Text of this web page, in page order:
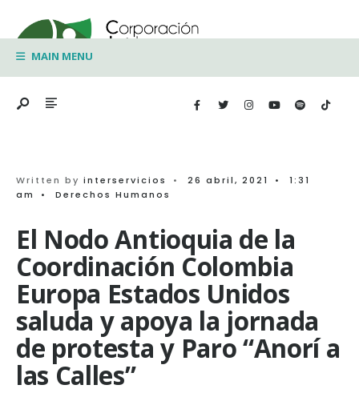
to
contentMAIN MENU
Written by interservicios • 26 abril, 2021 •
1:31
am
• Derechos Humanos
El Nodo Antioquia de la
Coordinación Colombia
Europa Estados Unidos
saluda y apoya la jornada
de protesta y Paro “Anorí a
las Calles”
for: